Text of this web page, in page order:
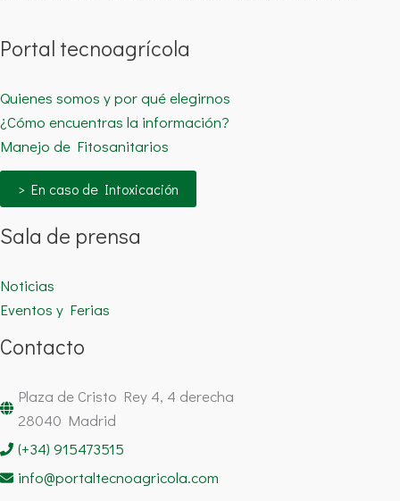
Portal tecnoagrícola
Quienes somos y por qué elegirnos
¿Cómo encuentras la información?
Manejo de Fitosanitarios
> En caso de Intoxicación
Sala de prensa
Noticias
Eventos y Ferias
Contacto
Plaza de Cristo Rey 4, 4 derecha
28040 Madrid
(+34) 915473515
info@portaltecnoagricola.com